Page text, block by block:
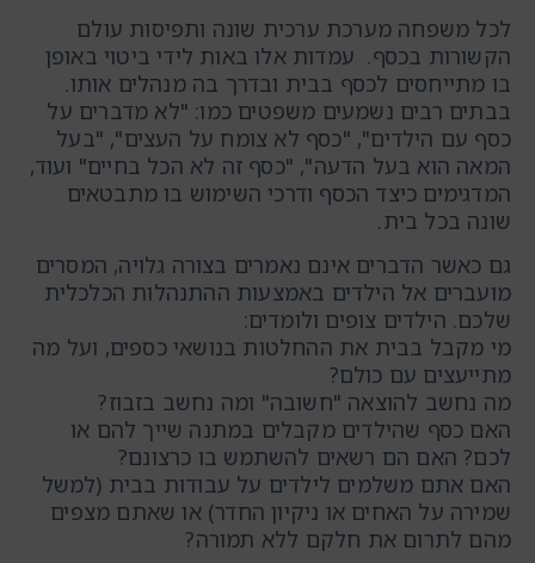
לכל משפחה מערכת ערכית שונה ותפיסות עולם
הקשורות בכסף. עמדות אלו באות לידי ביטוי באופן
בו מתייחסים לכסף בבית ובדרך בה מנהלים אותו.
בבתים רבים נשמעים משפטים כמו: "לא מדברים על
כסף עם הילדים", "כסף לא צומח על העצים", "בעל
המאה הוא בעל הדעה", "כסף זה לא הכל בחיים" ועוד,
המדגימים כיצד הכסף ודרכי השימוש בו מתבטאים
שונה בכל בית.
גם כאשר הדברים אינם נאמרים בצורה גלויה, המסרים
מועברים אל הילדים באמצעות ההתנהלות הכלכלית
שלכם. הילדים צופים ולומדים:
מי מקבל בבית את ההחלטות בנושאי כספים, ועל מה
מתייעצים עם כולם?
מה נחשב להוצאה "חשובה" ומה נחשב בזבוז?
האם כסף שהילדים מקבלים במתנה שייך להם או
לכם? האם הם רשאים להשתמש בו כרצונם?
האם אתם משלמים לילדים על עבודות בבית (למשל
שמירה על האחים או ניקיון החדר) או שאתם מצפים
מהם לתרום את חלקם ללא תמורה?